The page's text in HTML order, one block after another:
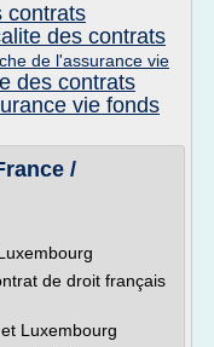
contrats
des contrats
de l'assurance vie
des contrats
vie fonds
/
de droit français
Luxembourg